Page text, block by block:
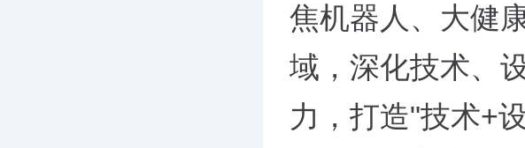
焦机器人、大健
域，深化技术、
力，打造"技术+